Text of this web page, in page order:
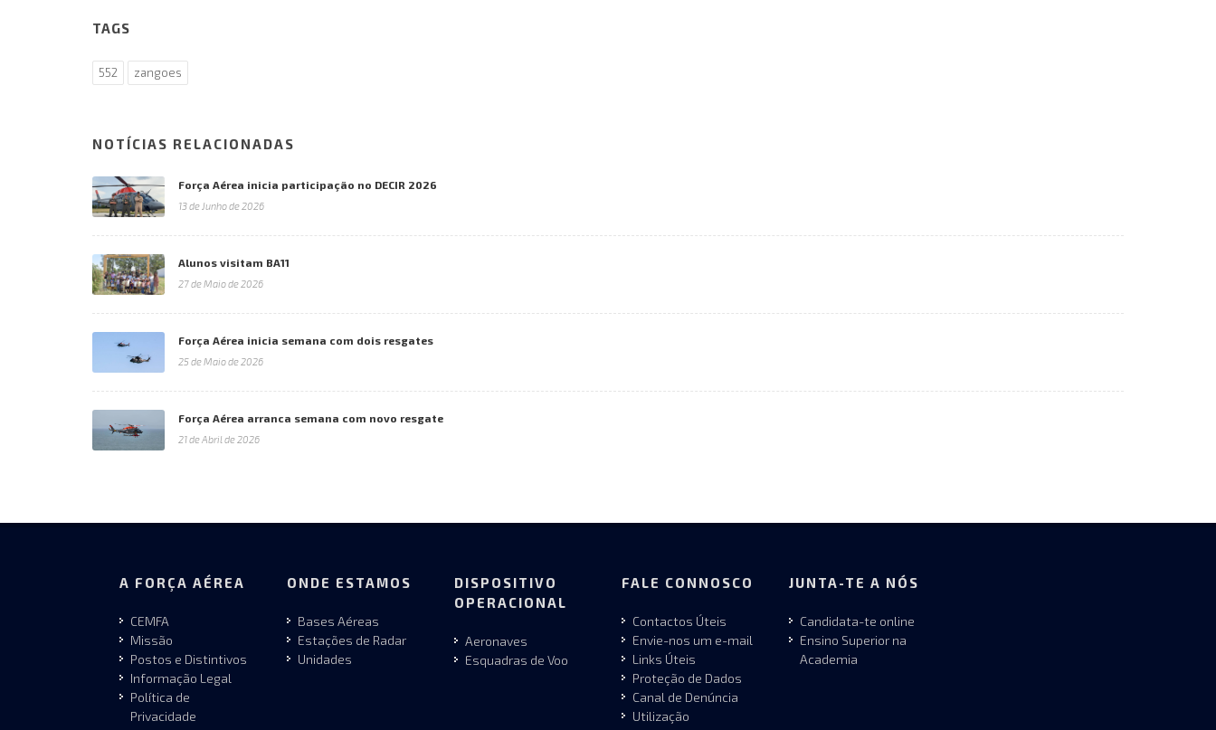
TAGS
552 zangoes
NOTÍCIAS RELACIONADAS
Força Aérea inicia participação no DECIR 2026
13 de Junho de 2026
Alunos visitam BA11
27 de Maio de 2026
Força Aérea inicia semana com dois resgates
25 de Maio de 2026
Força Aérea arranca semana com novo resgate
21 de Abril de 2026
A FORÇA AÉREA
CEMFA
Missão
Postos e Distintivos
Informação Legal
Política de
Privacidade
ONDE ESTAMOS
Bases Aéreas
Estações de Radar
Unidades
DISPOSITIVO
OPERACIONAL
Aeronaves
Esquadras de Voo
FALE CONNOSCO
Contactos Úteis
Envie-nos um e-mail
Links Úteis
Proteção de Dados
Canal de Denúncia
Utilização
JUNTA-TE A NÓS
Candidata-te online
Ensino Superior na
Academia